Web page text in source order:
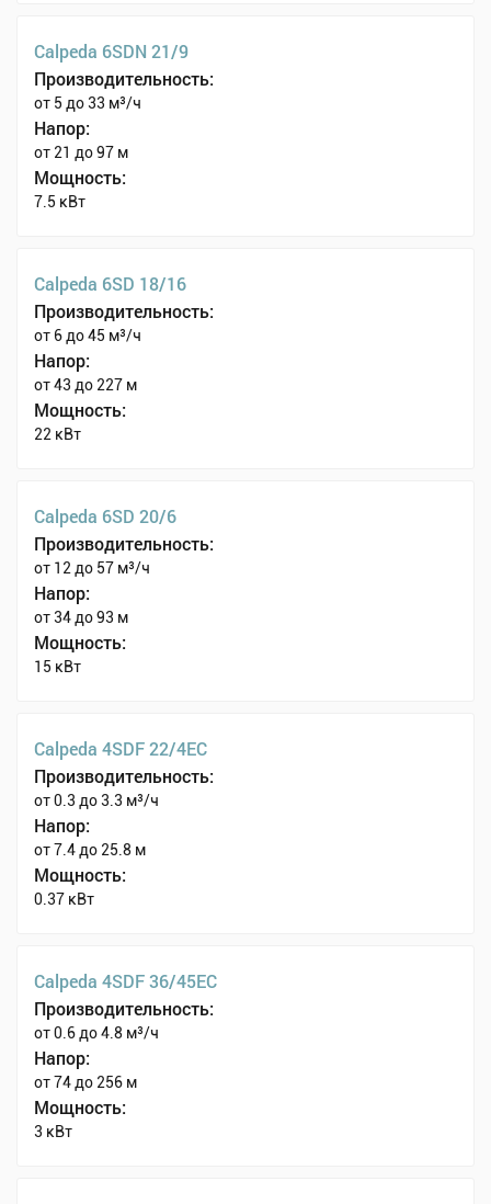
Calpeda 6SDN 21/9
Производительность:
от 5 до 33 м³/ч
Напор:
от 21 до 97 м
Мощность:
7.5 кВт
Calpeda 6SD 18/16
Производительность:
от 6 до 45 м³/ч
Напор:
от 43 до 227 м
Мощность:
22 кВт
Calpeda 6SD 20/6
Производительность:
от 12 до 57 м³/ч
Напор:
от 34 до 93 м
Мощность:
15 кВт
Calpeda 4SDF 22/4EC
Производительность:
от 0.3 до 3.3 м³/ч
Напор:
от 7.4 до 25.8 м
Мощность:
0.37 кВт
Calpeda 4SDF 36/45EC
Производительность:
от 0.6 до 4.8 м³/ч
Напор:
от 74 до 256 м
Мощность:
3 кВт